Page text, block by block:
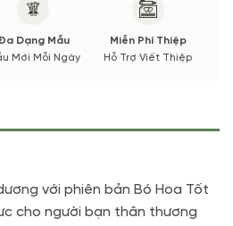
Dạng Mẫu
Mới Mỗi Ngày
Miễn Phí Thiệp
Hỗ Trợ Viết Thiệp
với phiên bản Bó Hoa Tốt
cho người bạn thân thương